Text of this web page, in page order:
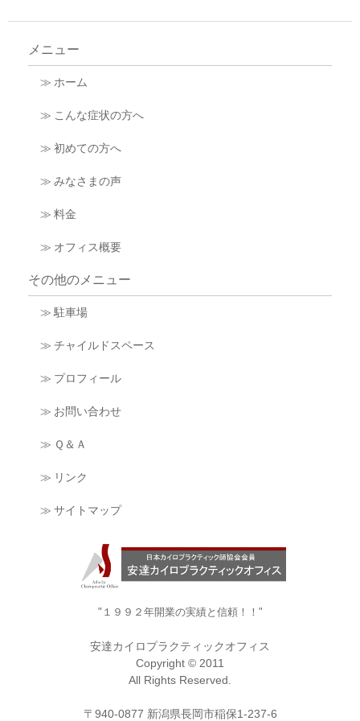
メニュー
≫ ホーム
≫ こんな症状の方へ
≫ 初めての方へ
≫ みなさまの声
≫ 料金
≫ オフィス概要
その他のメニュー
≫ 駐車場
≫ チャイルドスペース
≫ プロフィール
≫ お問い合わせ
≫ Ｑ＆Ａ
≫ リンク
≫ サイトマップ
"１９９２年開業の実績と信頼！！"
安達カイロプラクティックオフィス
Copyright © 2011
All Rights Reserved.
〒940-0877 新潟県長岡市稲保1-237-6